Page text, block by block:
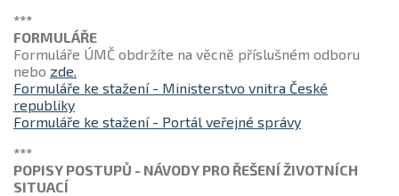
***
FORMULÁŘE
Formuláře ÚMČ obdržíte na věcně příslušném odboru
nebo zde.
Formuláře ke stažení - Ministerstvo vnitra České
republiky
Formuláře ke stažení - Portál veřejné správy
***
POPISY POSTUPŮ - NÁVODY PRO ŘEŠENÍ ŽIVOTNÍCH
SITUACÍ